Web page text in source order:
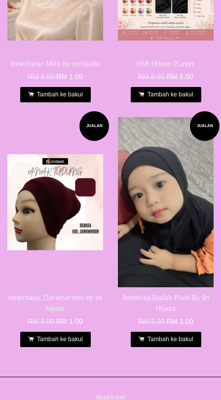
Innerbasic Milo by sn hijabs
RM 3.00RM 1.00
Tambah ke bakul
HSR Hitam 2Layer
RM 9.00RM 5.00
Tambah ke bakul
JUALAN
Innerbasic Darkmaroon by sn
hijabs
RM 3.00RM 1.00
Tambah ke bakul
JUALAN
Snowcap Budak Plain By Sn
Hijabs
RM 2.50RM 1.00
Tambah ke bakul
Ikuti kami